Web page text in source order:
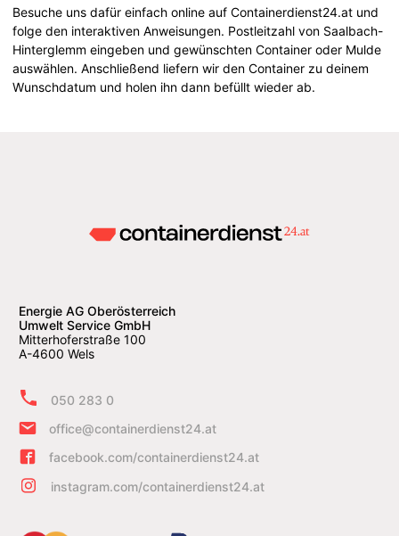
Besuche uns dafür einfach online auf Containerdienst24.at und
folge den interaktiven Anweisungen. Postleitzahl von Saalbach-
Hinterglemm eingeben und gewünschten Container oder Mulde
auswählen. Anschließend liefern wir den Container zu deinem
Wunschdatum und holen ihn dann befüllt wieder ab.
Energie AG Oberösterreich
Umwelt Service GmbH
Mitterhoferstraße 100
A-4600 Wels
050 283 0
office@containerdienst24.at
facebook.com/containerdienst24.at
instagram.com/containerdienst24.at